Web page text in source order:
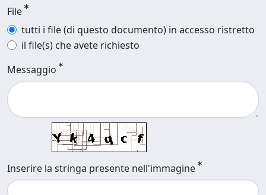
File
tutti i file (di questo documento) in accesso ristretto
il file(s) che avete richiesto
Messaggio
Inserire la stringa presente nell'immagine